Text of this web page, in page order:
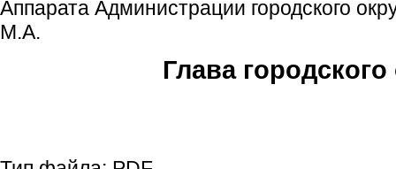
Аппарата Администрации городского
М.А.
Глава городского